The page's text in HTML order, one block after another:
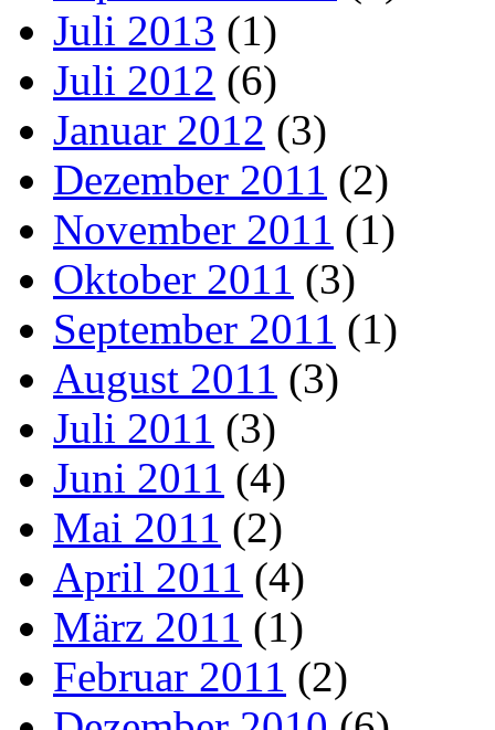
Juli 2013 (1)
Juli 2012 (6)
Januar 2012 (3)
Dezember 2011 (2)
November 2011 (1)
Oktober 2011 (3)
September 2011 (1)
August 2011 (3)
Juli 2011 (3)
Juni 2011 (4)
Mai 2011 (2)
April 2011 (4)
März 2011 (1)
Februar 2011 (2)